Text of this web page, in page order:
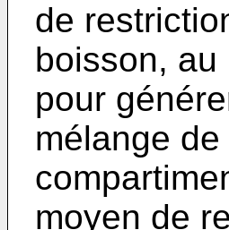
de
boisson,
pour
mélange
moyen de